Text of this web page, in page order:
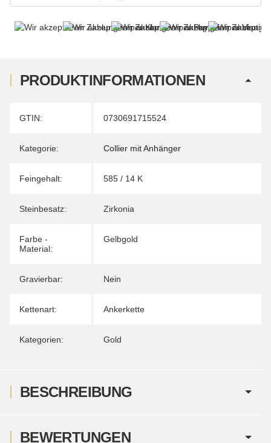
PRODUKTINFORMATIONEN
Produkteigenschaft
Wert
GTIN: 0730691715524
Kategorie: Collier mit Anhänger
Feingehalt: 585 / 14 K
Steinbesatz: Zirkonia
Farbe -
Material:
Gelbgold
Gravierbar: Nein
Kettenart: Ankerkette
Kategorien: Gold
BESCHREIBUNG
BEWERTUNGEN